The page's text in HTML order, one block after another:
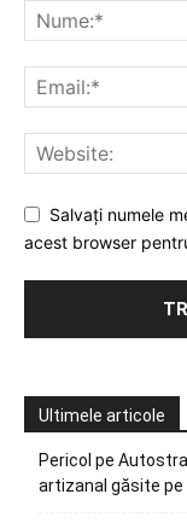
Salvați numele
acest browser
Ultimele articole
Pericol pe
artizanal găsite